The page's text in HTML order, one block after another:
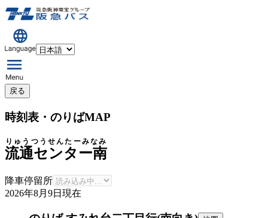
戻る
時刻表・のりばMAP
流通センター南
りゅうつうせんたーみなみ
降車停留所
2026年8月9日 現在